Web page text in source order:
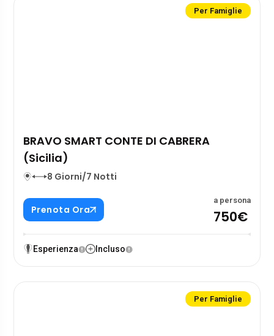
Per Famiglie
BRAVO SMART CONTE DI CABRERA
(Sicilia)
8 Giorni/7 Notti
Prenota Ora
a persona
750€
Esperienza Incluso
Per Famiglie